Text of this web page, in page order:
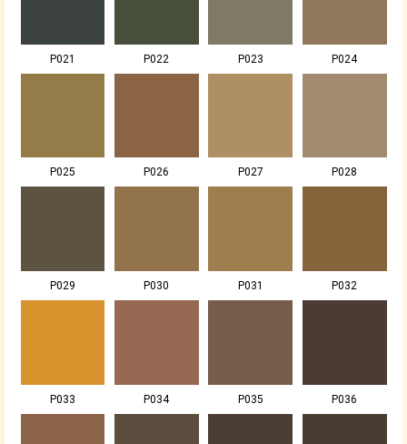
P021 P022 P023 P024
P025 P026 P027 P028
P029 P030 P031 P032
P033 P034 P035 P036